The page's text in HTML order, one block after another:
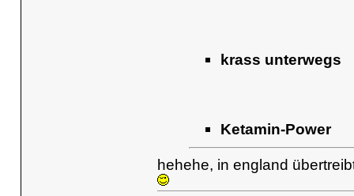
krass unterwegs
Ketamin-Power
hehehe, in england